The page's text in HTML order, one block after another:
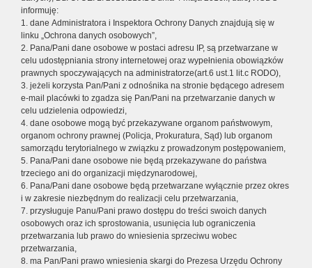
informuję:
1. dane Administratora i Inspektora Ochrony Danych znajdują się w
linku „Ochrona danych osobowych”,
2. Pana/Pani dane osobowe w postaci adresu IP, są przetwarzane w
celu udostępniania strony internetowej oraz wypełnienia obowiązków
prawnych spoczywających na administratorze(art.6 ust.1 lit.c RODO),
3. jeżeli korzysta Pan/Pani z odnośnika na stronie będącego adresem
e-mail placówki to zgadza się Pan/Pani na przetwarzanie danych w
celu udzielenia odpowiedzi,
4. dane osobowe mogą być przekazywane organom państwowym,
organom ochrony prawnej (Policja, Prokuratura, Sąd) lub organom
samorządu terytorialnego w związku z prowadzonym postępowaniem,
5. Pana/Pani dane osobowe nie będą przekazywane do państwa
trzeciego ani do organizacji międzynarodowej,
6. Pana/Pani dane osobowe będą przetwarzane wyłącznie przez okres
i w zakresie niezbędnym do realizacji celu przetwarzania,
7. przysługuje Panu/Pani prawo dostępu do treści swoich danych
osobowych oraz ich sprostowania, usunięcia lub ograniczenia
przetwarzania lub prawo do wniesienia sprzeciwu wobec
przetwarzania,
8. ma Pan/Pani prawo wniesienia skargi do Prezesa Urzędu Ochrony